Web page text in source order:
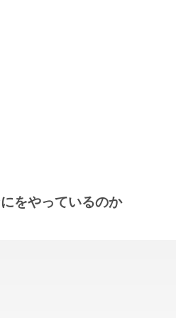
をやっているのか